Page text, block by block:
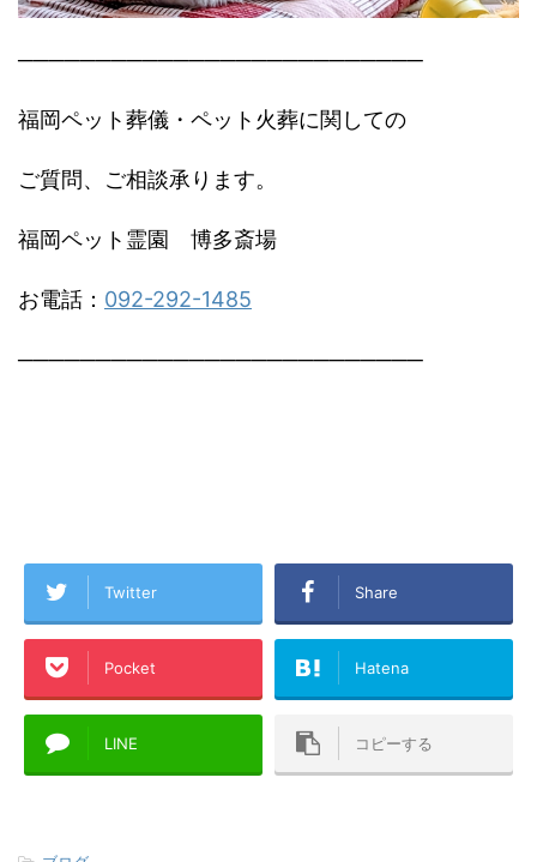
──────────────────────────
福岡ペット葬儀・ペット火葬に関しての
ご質問、ご相談承ります。
福岡ペット霊園 博多斎場
お電話： 092-292-1485
──────────────────────────
Twitter Share
Pocket Hatena
LINE コピーする